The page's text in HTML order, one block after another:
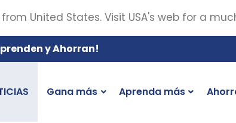
y Ahorran!
Gana más Aprenda más
United States. Visit USA's web for a